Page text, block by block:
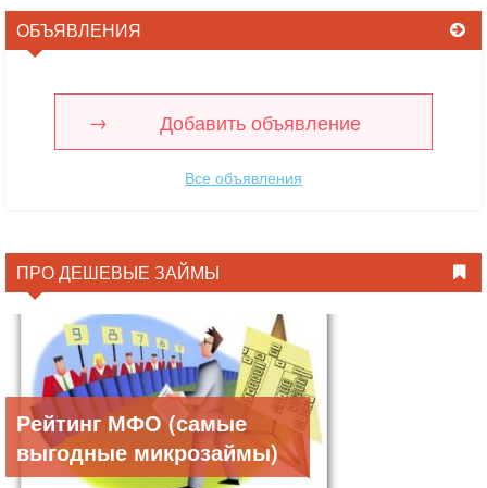
ОБЪЯВЛЕНИЯ
Добавить объявление
Все объявления
ПРО ДЕШЕВЫЕ ЗАЙМЫ
Рейтинг МФО (самые
выгодные микрозаймы)